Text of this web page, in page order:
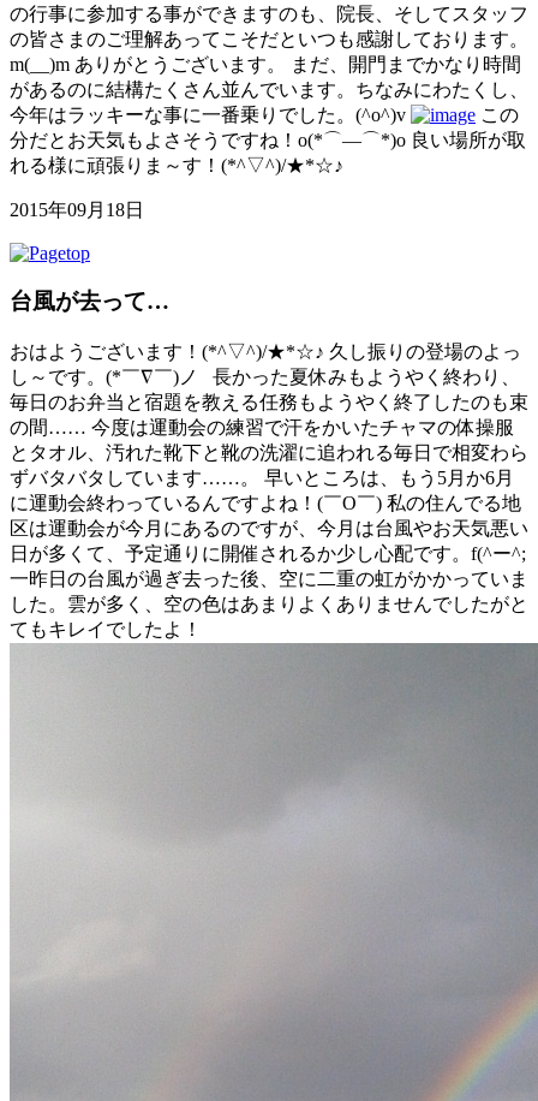
の行事に参加する事ができますのも、院長、そしてスタッフ
の皆さまのご理解あってこそだといつも感謝しております。
m(__)m ありがとうございます。 まだ、開門までかなり時間
があるのに結構たくさん並んでいます。ちなみにわたくし、
今年はラッキーな事に一番乗りでした。(^o^)v
この
分だとお天気もよさそうですね！o(*⌒―⌒*)o 良い場所が取
れる様に頑張りま～す！(*^▽^)/★*☆♪
2015年09月18日
台風が去って…
おはようございます！(*^▽^)/★*☆♪ 久し振りの登場のよっ
し～です。(*￣∇￣)ノ 長かった夏休みもようやく終わり、
毎日のお弁当と宿題を教える任務もようやく終了したのも束
の間…… 今度は運動会の練習で汗をかいたチャマの体操服
とタオル、汚れた靴下と靴の洗濯に追われる毎日で相変わら
ずバタバタしています……。 早いところは、もう5月か6月
に運動会終わっているんですよね！(￣O￣) 私の住んでる地
区は運動会が今月にあるのですが、今月は台風やお天気悪い
日が多くて、予定通りに開催されるか少し心配です。f(^ー^;
一昨日の台風が過ぎ去った後、空に二重の虹がかかっていま
した。雲が多く、空の色はあまりよくありませんでしたがと
てもキレイでしたよ！